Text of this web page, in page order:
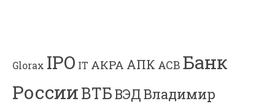
Glorax IPO IT АКРА АПК АСВ Банк
РоссииВТБВЭДВладимир